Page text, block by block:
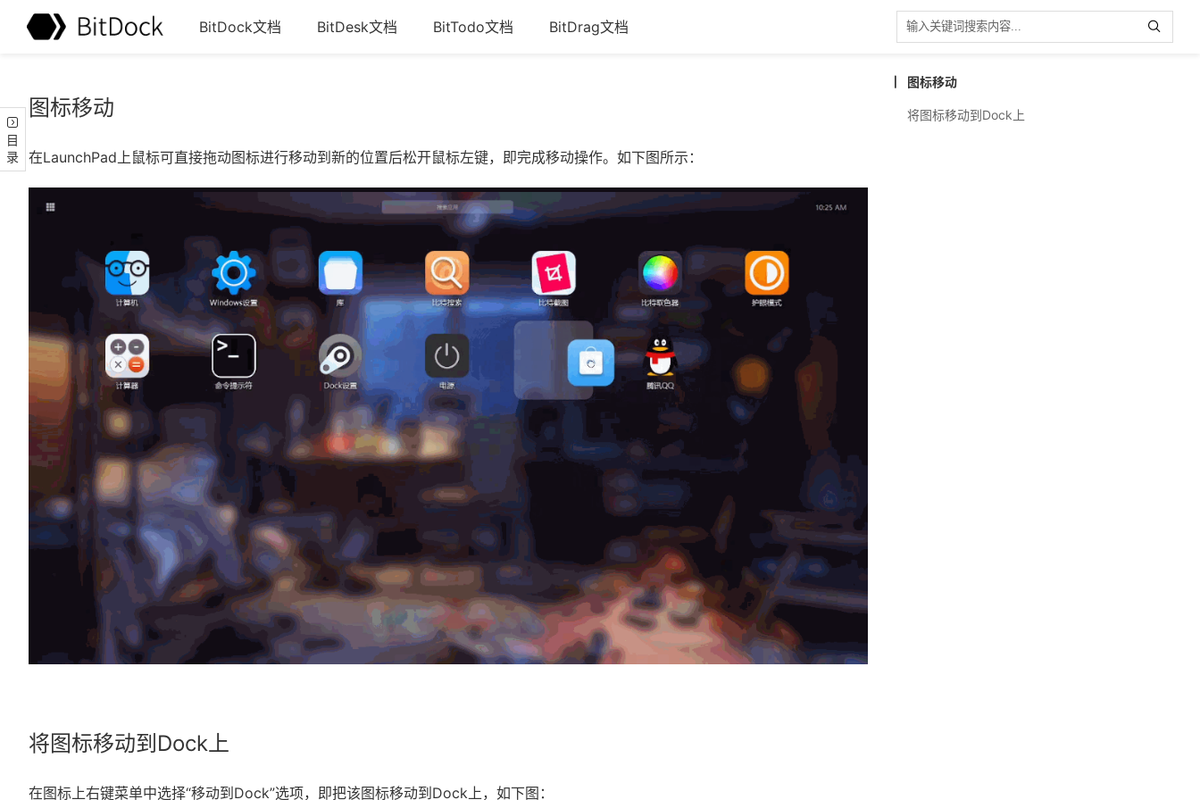
BitDock文档 BitDesk文档 BitTodo文档 BitDrag文档
目录
图标移动
在LaunchPad上鼠标可直接拖动图标进行移动到新的位置后松开鼠标左键，即完成移动操作。如下图所示：
将图标移动到Dock上
在图标上右键菜单中选择“移动到Dock”选项，即把该图标移动到Dock上，如下图：
图标移动
将图标移动到Dock上